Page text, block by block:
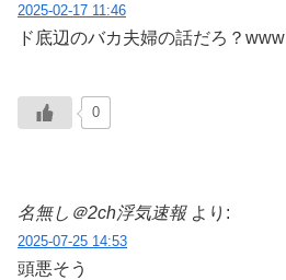
2025-02-17 11:46
ド底辺のバカ夫婦の話だろ？www
0
名無し＠2ch浮気速報 より:
2025-07-25 14:53
頭悪そう